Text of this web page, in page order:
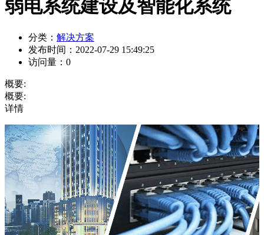
弱电系统建设及智能化系统
分类： 解决方案
发布时间： 2022-07-29 15:49:25
访问量： 0
概要:
概要:
详情